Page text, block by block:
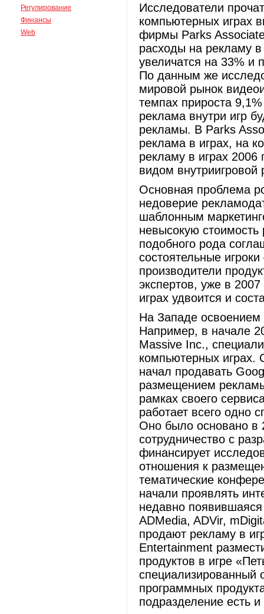
Регулирование
Финансы
Web
Исследователи
компьютерных играх
фирмы Parks
расходы на рекламу
увеличатся на 33% и
По данным же
мировой рынок
темпах прироста
реклама внутри игр
рекламы. В Parks
реклама в играх, на
рекламу в играх
видом
Основная проблема
недоверие
шаблонным
невысокую
подобного рода
состоятельные
производители
экспертов, уже в
играх удвоится и
На Западе освоением
Например, в начале
Massive Inc.,
компьютерных играх.
начал продавать
размещением
рамках своего
работает всего одно
Оно было основано в
сотрудничество с
финансирует
отношения к
тематические
начали проявлять
недавно
ADMedia, ADVir,
продают рекламу в
Entertainment
продуктов в игре
программных
подразделение есть